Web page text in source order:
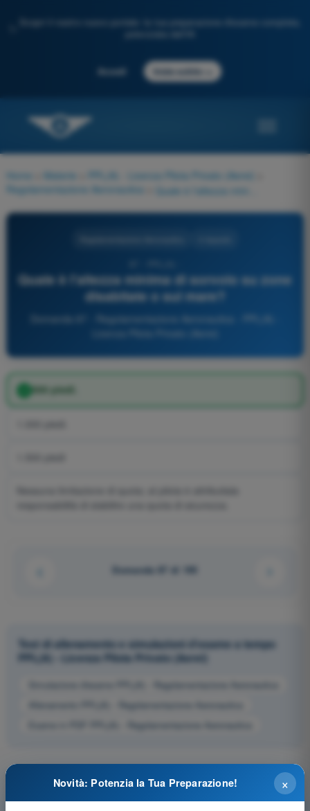
Scopri il nostro nuovo portale: la tua preparazione d'esame completa,
Accedi Inizia subito
Home Materie PPL(A) - Licenza Pilota Privato (Aerei)
Regolamentazione Aeronautica
Quale è l'altezza minima di sorvolo su zone
disabitate o sul mare?
Domanda 87 - Regolamentazione Aeronautica - PPL(A) -
500 piedi.
Domanda 87 di 195
Test di allenamento e simulazioni d'esame a tempo
PPL(A) - Licenza Pilota Privato (Aerei)
Simulazione d'esame PPL(A) - Regolamentazione Aeronautica
Allenamento PPL(A) - Regolamentazione Aeronautica
Esame in PDF PPL(A) - Regolamentazione Aeronautica
×
Novità: Potenzia la Tua Preparazione!